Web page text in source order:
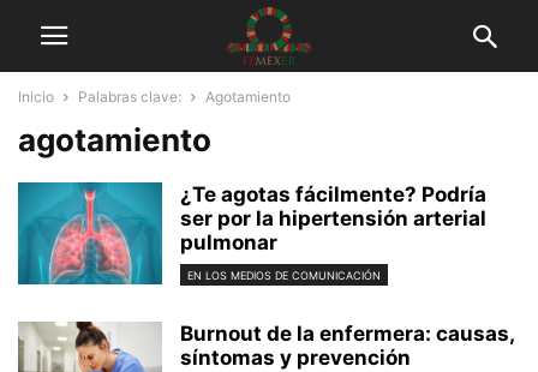
Inicio Palabras clave: Agotamiento
agotamiento
¿Te agotas fácilmente? Podría
ser por la hipertensión arterial
pulmonar
EN LOS MEDIOS DE COMUNICACIÓN
Burnout de la enfermera: causas,
síntomas y prevención